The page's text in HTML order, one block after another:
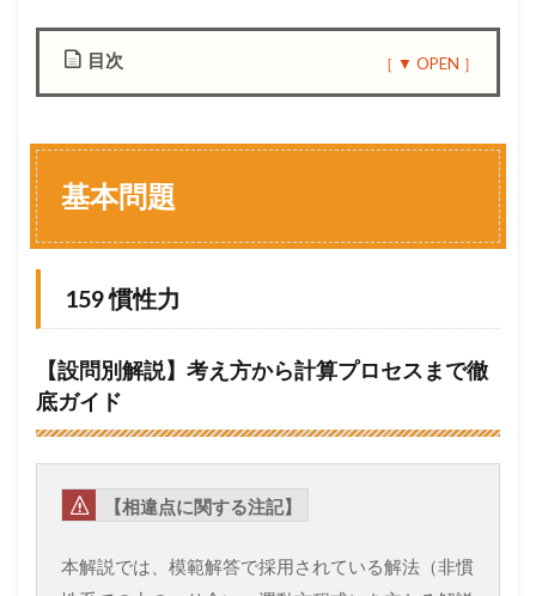
目次
問
題
1.1
5
9
慣
力
1.2
1
6
0
慣
基本問題
159 慣性力
【設問別解説】考え方から計算プロセスまで徹
底ガイド
【相違点に関する注記】
本解説では、模範解答で採用されている解法（非慣